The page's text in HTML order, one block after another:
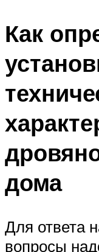
Как
дома
Для ответа
вопросы